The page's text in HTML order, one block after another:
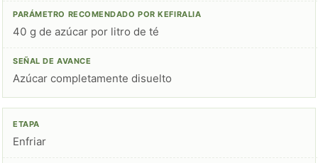
40 g de azúcar por litro de té
Azúcar completamente disuelto
Enfriar